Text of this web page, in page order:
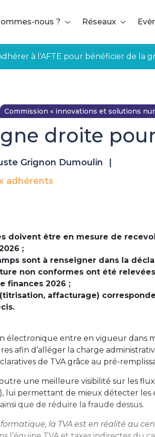
nous ?
Réseaux
à l'AFTE pour bénéficier de la
Commission « innovations et solutions
droite
Grignon Dumoulin
adhérents
doivent être en mesure de
;
sont à renseigner dans la
non conformes ont été relevées
finances 2026 ;
affacturage)
électronique entre en vigueur dans
afin d’alléger la charge
de TVA grâce au pré-
une meilleure visibilité sur les
lui permettant de mieux détecter les
que de réduire la fraude dessus.
la TVA est en réalité au